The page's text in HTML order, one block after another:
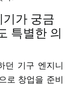
가 궁금
특별한 의
던 기구 엔지니
로 창업을 준비